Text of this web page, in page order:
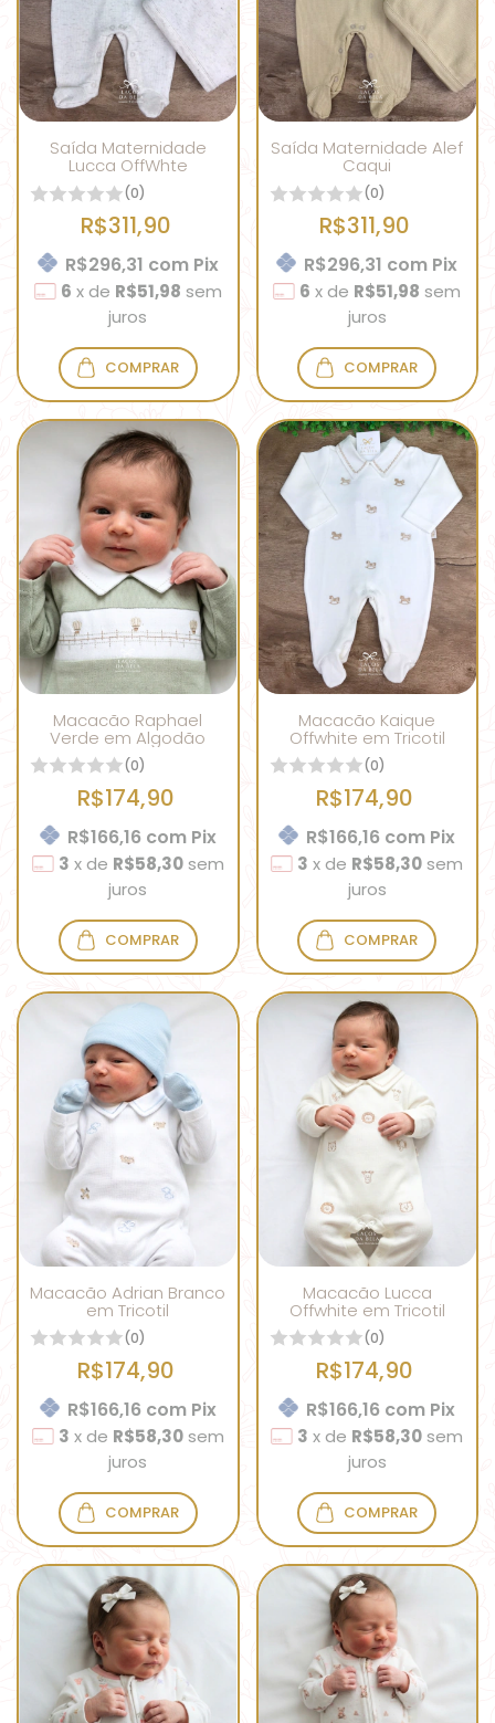
Saída Maternidade
Lucca OffWhte
(0)
R$311,90
R$296,31 com Pix
6 x de R$51,98 sem
juros
COMPRAR
Saída Maternidade Alef
Caqui
(0)
R$311,90
R$296,31 com Pix
6 x de R$51,98 sem
juros
COMPRAR
Macacão Raphael
Verde em Algodão
(0)
R$174,90
R$166,16 com Pix
3 x de R$58,30 sem
juros
COMPRAR
Macacão Kaique
Offwhite em Tricotil
(0)
R$174,90
R$166,16 com Pix
3 x de R$58,30 sem
juros
COMPRAR
Macacão Adrian Branco
em Tricotil
(0)
R$174,90
R$166,16 com Pix
3 x de R$58,30 sem
juros
COMPRAR
Macacão Lucca
Offwhite em Tricotil
(0)
R$174,90
R$166,16 com Pix
3 x de R$58,30 sem
juros
COMPRAR